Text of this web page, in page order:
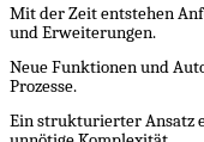
Mit der Zeit entstehen
und Erweiterungen.
Neue Funktionen und
Prozesse.
Ein strukturierter Ansatz